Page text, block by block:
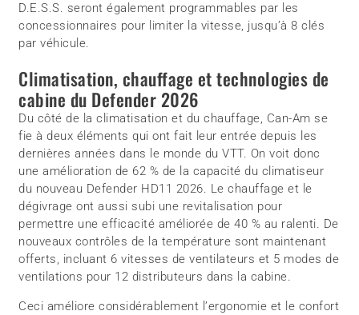
D.E.S.S. seront également programmables par les
concessionnaires pour limiter la vitesse, jusqu’à 8 clés
par véhicule.
Climatisation, chauffage et technologies de
cabine du Defender 2026
Du côté de la climatisation et du chauffage, Can-Am se
fie à deux éléments qui ont fait leur entrée depuis les
dernières années dans le monde du VTT. On voit donc
une amélioration de 62 % de la capacité du climatiseur
du nouveau Defender HD11 2026. Le chauffage et le
dégivrage ont aussi subi une revitalisation pour
permettre une efficacité améliorée de 40 % au ralenti. De
nouveaux contrôles de la température sont maintenant
offerts, incluant 6 vitesses de ventilateurs et 5 modes de
ventilations pour 12 distributeurs dans la cabine.
Ceci améliore considérablement l’ergonomie et le confort